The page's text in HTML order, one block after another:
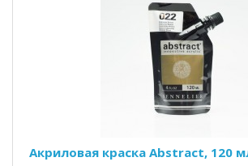
Акриловая краска Abstract, 120